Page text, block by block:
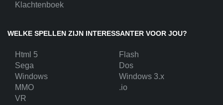
Klachtenboek
WELKE SPELLEN ZIJN INTERESSANTER VOOR JOU?
Html 5
Flash
Sega
Dos
Windows
Windows 3.x
MMO
.io
VR